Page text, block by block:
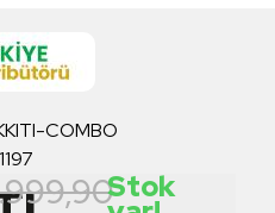
COMBO
Stok